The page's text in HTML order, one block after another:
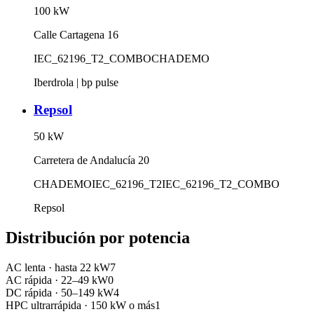
100 kW
Calle Cartagena 16
IEC_62196_T2_COMBOCHADEMO
Iberdrola | bp pulse
Repsol
50 kW
Carretera de Andalucía 20
CHADEMOIEC_62196_T2IEC_62196_T2_COMBO
Repsol
Distribución por potencia
AC lenta · hasta 22 kW7
AC rápida · 22–49 kW0
DC rápida · 50–149 kW4
HPC ultrarrápida · 150 kW o más1